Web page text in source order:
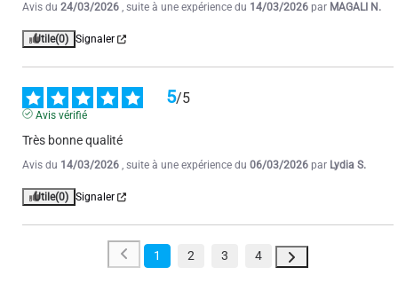
Avis du 24/03/2026 , suite à une expérience du 14/03/2026 par MAGALI N.
Utile(0) Signaler
5/5
Avis vérifié
Très bonne qualité
Avis du 14/03/2026 , suite à une expérience du 06/03/2026 par Lydia S.
Utile(0) Signaler
1 2 3 4